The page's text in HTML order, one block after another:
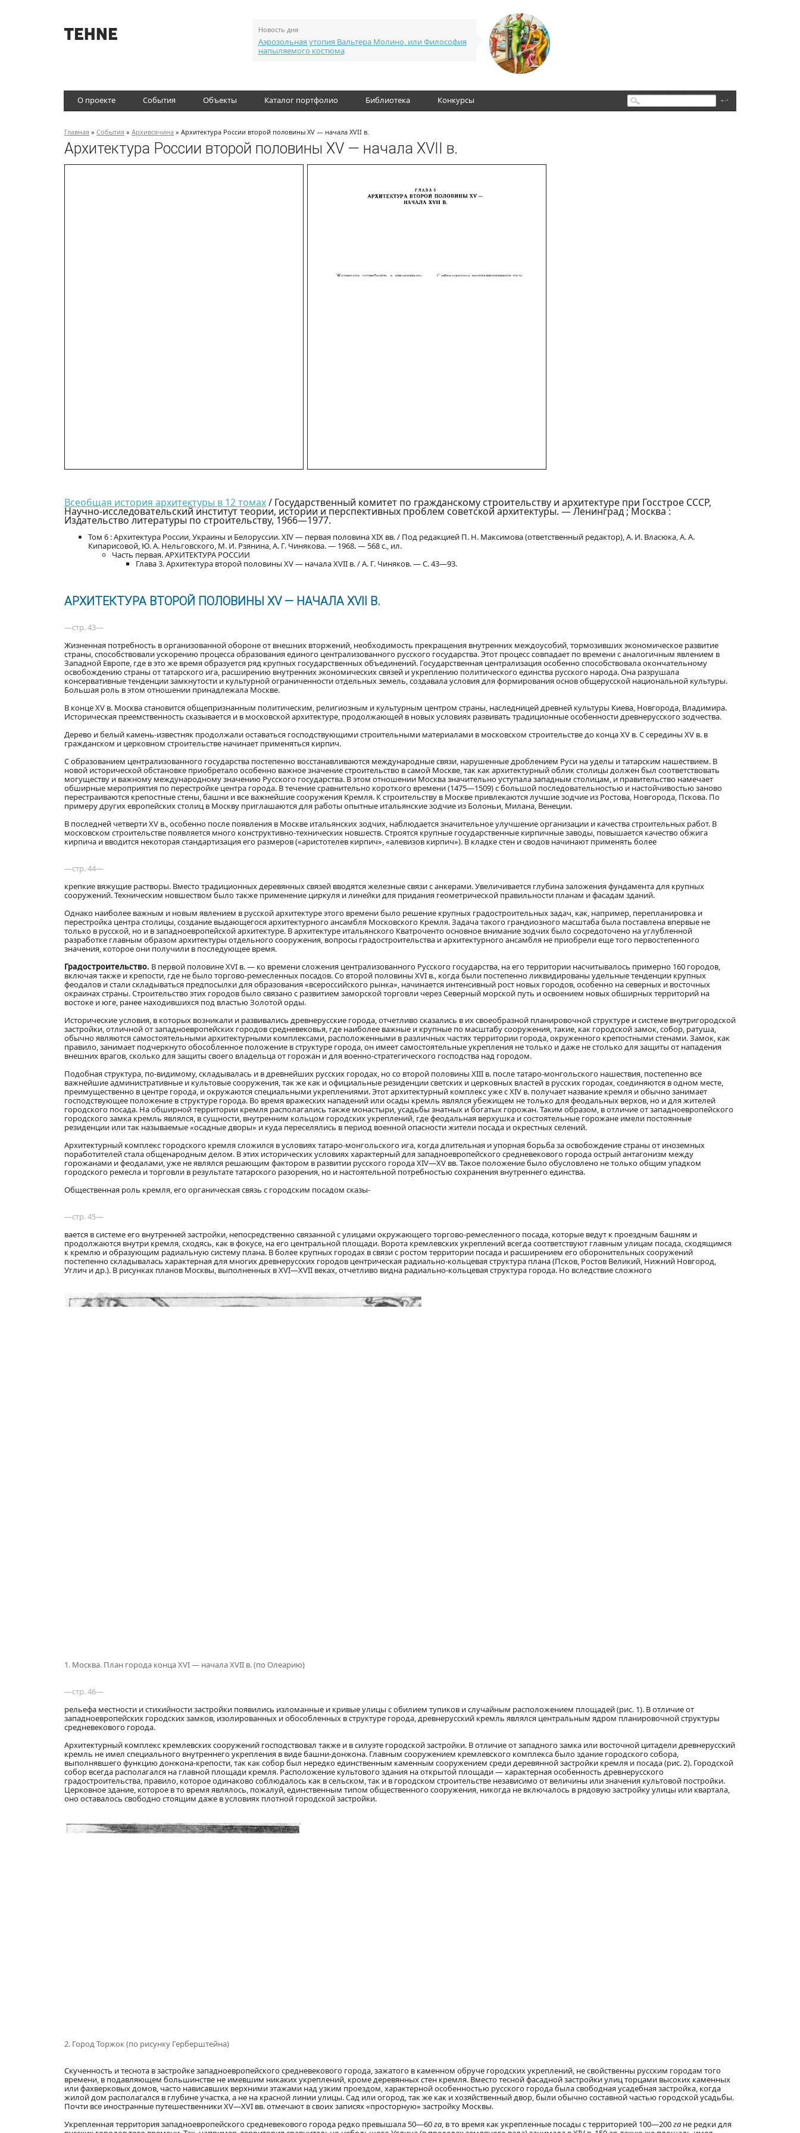
Новость дня
Аэрозольная утопия Вальтера Молино, или Философия
напыляемого костюма
О проекте События Объекты Каталог портфолио Библиотека Конкурсы Поиск
Главная » События » Архивсячина » Архитектура России второй половины XV — начала XVII в.
Архитектура России второй половины XV — начала XVII в.
Всеобщая история архитектуры в 12 томах/ Государственный комитет по гражданскому строительству и архитектуре при Госстрое СССР,
Научно-исследовательский институт теории, истории и перспективных проблем советской архитектуры. — Ленинград ; Москва :
Издательство литературы по строительству, 1966—1977.
Том 6 : Архитектура России, Украины и Белоруссии. XIV — первая половина XIX вв. / Под редакцией П. Н. Максимова (ответственный редактор), А. И. Власюка, А. А.
Кипарисовой, Ю. А. Нельговского, М. И. Рзянина, А. Г. Чинякова. — 1968. — 568 с., ил.
Часть первая. АРХИТЕКТУРА РОССИИ
Глава 3. Архитектура второй половины XV — начала XVII в. / А. Г. Чиняков. — С. 43—93.
АРХИТЕКТУРА ВТОРОЙ ПОЛОВИНЫ XV — НАЧАЛА XVII В.
—стр. 43—
Жизненная потребность в организованной обороне от внешних вторжений, необходимость прекращения внутренних междоусобий, тормозивших экономическое развитие
страны, способствовали ускорению процесса образования единого централизованного русского государства. Этот процесс совпадает по времени с аналогичным явлением в
Западной Европе, где в это же время образуется ряд крупных государственных объединений. Государственная централизация особенно способствовала окончательному
освобождению страны от татарского ига, расширению внутренних экономических связей и укреплению политического единства русского народа. Она разрушала
консервативные тенденции замкнутости и культурной ограниченности отдельных земель, создавала условия для формирования основ общерусской национальной культуры.
Большая роль в этом отношении принадлежала Москве.
В конце XV в. Москва становится общепризнанным политическим, религиозным и культурным центром страны, наследницей древней культуры Киева, Новгорода, Владимира.
Историческая преемственность сказывается и в московской архитектуре, продолжающей в новых условиях развивать традиционные особенности древнерусского зодчества.
Дерево и белый камень-известняк продолжали оставаться господствующими строительными материалами в московском строительстве до конца XV в. С середины XV в. в
гражданском и церковном строительстве начинает применяться кирпич.
С образованием централизованного государства постепенно восстанавливаются международные связи, нарушенные дроблением Руси на уделы и татарским нашествием. В
новой исторической обстановке приобретало особенно важное значение строительство в самой Москве, так как архитектурный облик столицы должен был соответствовать
могуществу и важному международному значению Русского государства. В этом отношении Москва значительно уступала западным столицам, и правительство намечает
обширные мероприятия по перестройке центра города. В течение сравнительно короткого времени (1475—1509) с большой последовательностью и настойчивостью заново
перестраиваются крепостные стены, башни и все важнейшие сооружения Кремля. К строительству в Москве привлекаются лучшие зодчие из Ростова, Новгорода, Пскова. По
примеру других европейских столиц в Москву приглашаются для работы опытные итальянские зодчие из Болоньи, Милана, Венеции.
В последней четверти XV в., особенно после появления в Москве итальянских зодчих, наблюдается значительное улучшение организации и качества строительных работ. В
московском строительстве появляется много конструктивно-технических новшеств. Строятся крупные государственные кирпичные заводы, повышается качество обжига
кирпича и вводится некоторая стандартизация его размеров («аристотелев кирпич», «алевизов кирпич»). В кладке стен и сводов начинают применять более
—стр. 44—
крепкие вяжущие растворы. Вместо традиционных деревянных связей вводятся железные связи с анкерами. Увеличивается глубина заложения фундамента для крупных
сооружений. Техническим новшеством было также применение циркуля и линейки для придания геометрической правильности планам и фасадам зданий.
Однако наиболее важным и новым явлением в русской архитектуре этого времени было решение крупных градостроительных задач, как, например, перепланировка и
перестройка центра столицы, создание выдающегося архитектурного ансамбля Московского Кремля. Задача такого грандиозного масштаба была поставлена впервые не
только в русской, но и в западноевропейской архитектуре. В архитектуре итальянского Кватроченто основное внимание зодчих было сосредоточено на углубленной
разработке главным образом архитектуры отдельного сооружения, вопросы градостроительства и архитектурного ансамбля не приобрели еще того первостепенного
значения, которое они получили в последующее время.
Градостроительство. В первой половине XVI в. — ко времени сложения централизованного Русского государства, на его территории насчитывалось примерно 160 городов,
включая также и крепости, где не было торгово-ремесленных посадов. Со второй половины XVI в., когда были постепенно ликвидированы удельные тенденции крупных
феодалов и стали складываться предпосылки для образования «всероссийского рынка», начинается интенсивный рост новых городов, особенно на северных и восточных
окраинах страны. Строительство этих городов было связано с развитием заморской торговли через Северный морской путь и освоением новых обширных территорий на
востоке и юге, ранее находившихся под властью Золотой орды.
Исторические условия, в которых возникали и развивались древнерусские города, отчетливо сказались в их своеобразной планировочной структуре и системе внутригородской
застройки, отличной от западноевропейских городов средневековья, где наиболее важные и крупные по масштабу сооружения, такие, как городской замок, собор, ратуша,
обычно являются самостоятельными архитектурными комплексами, расположенными в различных частях территории города, окруженного крепостными стенами. Замок, как
правило, занимает подчеркнуто обособленное положение в структуре города, он имеет самостоятельные укрепления не только и даже не столько для защиты от нападения
внешних врагов, сколько для защиты своего владельца от горожан и для военно-стратегического господства над городом.
Подобная структура, по-видимому, складывалась и в древнейших русских городах, но со второй половины XIII в. после татаро-монгольского нашествия, постепенно все
важнейшие административные и культовые сооружения, так же как и официальные резиденции светских и церковных властей в русских городах, соединяются в одном месте,
преимущественно в центре города, и окружаются специальными укреплениями. Этот архитектурный комплекс уже с XIV в. получает название кремля и обычно занимает
господствующее положение в структуре города. Во время вражеских нападений или осады кремль являлся убежищем не только для феодальных верхов, но и для жителей
городского посада. На обширной территории кремля располагались также монастыри, усадьбы знатных и богатых горожан. Таким образом, в отличие от западноевропейского
городского замка кремль являлся, в сущности, внутренним кольцом городских укреплений, где феодальная верхушка и состоятельные горожане имели постоянные
резиденции или так называемые «осадные дворы» и куда переселялись в период военной опасности жители посада и окрестных селений.
Архитектурный комплекс городского кремля сложился в условиях татаро-монгольского ига, когда длительная и упорная борьба за освобождение страны от иноземных
поработителей стала общенародным делом. В этих исторических условиях характерный для западноевропейского средневекового города острый антагонизм между
горожанами и феодалами, уже не являлся решающим фактором в развитии русского города XIV—XV вв. Такое положение было обусловлено не только общим упадком
городского ремесла и торговли в результате татарского разорения, но и настоятельной потребностью сохранения внутреннего единства.
Общественная роль кремля, его органическая связь с городским посадом сказы-
—стр. 45—
вается в системе его внутренней застройки, непосредственно связанной с улицами окружающего торгово-ремесленного посада, которые ведут к проездным башням и
продолжаются внутри кремля, сходясь, как в фокусе, на его центральной площади. Ворота кремлевских укреплений всегда соответствуют главным улицам посада, сходящимся
к кремлю и образующим радиальную систему плана. В более крупных городах в связи с ростом территории посада и расширением его оборонительных сооружений
постепенно складывалась характерная для многих древнерусских городов центрическая радиально-кольцевая структура плана (Псков, Ростов Великий, Нижний Новгород,
Углич и др.). В рисунках планов Москвы, выполненных в XVI—XVII веках, отчетливо видна радиально-кольцевая структура города. Но вследствие сложного
1. Москва. План города конца XVI — начала XVII в. (по Олеарию)
—стр. 46—
рельефа местности и стихийности застройки появились изломанные и кривые улицы с обилием тупиков и случайным расположением площадей (рис. 1). В отличие от
западноевропейских городских замков, изолированных и обособленных в структуре города, древнерусский кремль являлся центральным ядром планировочной структуры
средневекового города.
Архитектурный комплекс кремлевских сооружений господствовал также и в силуэте городской застройки. В отличие от западного замка или восточной цитадели древнерусский
кремль не имел специального внутреннего укрепления в виде башни-донжона. Главным сооружением кремлевского комплекса было здание городского собора,
выполнявшего функцию донжона-крепости, так как собор был нередко единственным каменным сооружением среди деревянной застройки кремля и посада (рис. 2). Городской
собор всегда располагался на главной площади кремля. Расположение культового здания на открытой площади — характерная особенность древнерусского
градостроительства, правило, которое одинаково соблюдалось как в сельском, так и в городском строительстве независимо от величины или значения культовой постройки.
Церковное здание, которое в то время являлось, пожалуй, единственным типом общественного сооружения, никогда не включалось в рядовую застройку улицы или квартала,
оно оставалось свободно стоящим даже в условиях плотной городской застройки.
2. Город Торжок (по рисунку Герберштейна)
Скученность и теснота в застройке западноевропейского средневекового города, зажатого в каменном обруче городских укреплений, не свойственны русским городам того
времени, в подавляющем большинстве не имевшим никаких укреплений, кроме деревянных стен кремля. Вместо тесной фасадной застройки улиц торцами высоких каменных
или фахверковых домов, часто нависавших верхними этажами над узким проездом, характерной особенностью русского города была свободная усадебная застройка, когда
жилой дом располагался в глубине участка, а не на красной линии улицы. Сад или огород, так же как и хозяйственный двор, были обычно составной частью городской усадьбы.
Почти все иностранные путешественники XV—XVI вв. отмечают в своих записях «просторную» застройку Москвы.
Укрепленная территория западноевропейского средневекового города редко превышала 50—60га, в то время как укрепленные посады с территорией 100—200га не редки для